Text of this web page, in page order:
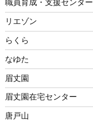
職員育成・支援センター
リエゾン
らくら
なゆた
眉丈園
眉丈園在宅センター
唐戸山